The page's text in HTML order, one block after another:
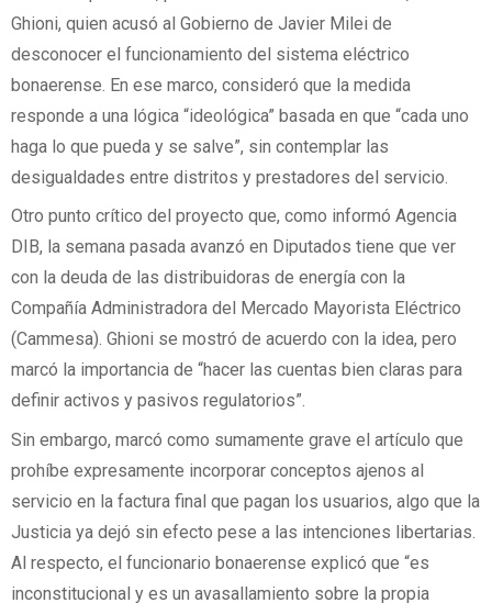
Ghioni, quien acusó al Gobierno de Javier Milei de
desconocer el funcionamiento del sistema eléctrico
bonaerense. En ese marco, consideró que la medida
responde a una lógica “ideológica” basada en que “cada uno
haga lo que pueda y se salve”, sin contemplar las
desigualdades entre distritos y prestadores del servicio.
Otro punto crítico del proyecto que, como informó Agencia
DIB, la semana pasada avanzó en Diputados tiene que ver
con la deuda de las distribuidoras de energía con la
Compañía Administradora del Mercado Mayorista Eléctrico
(Cammesa). Ghioni se mostró de acuerdo con la idea, pero
marcó la importancia de “hacer las cuentas bien claras para
definir activos y pasivos regulatorios”.
Sin embargo, marcó como sumamente grave el artículo que
prohíbe expresamente incorporar conceptos ajenos al
servicio en la factura final que pagan los usuarios, algo que la
Justicia ya dejó sin efecto pese a las intenciones libertarias.
Al respecto, el funcionario bonaerense explicó que “es
inconstitucional y es un avasallamiento sobre la propia